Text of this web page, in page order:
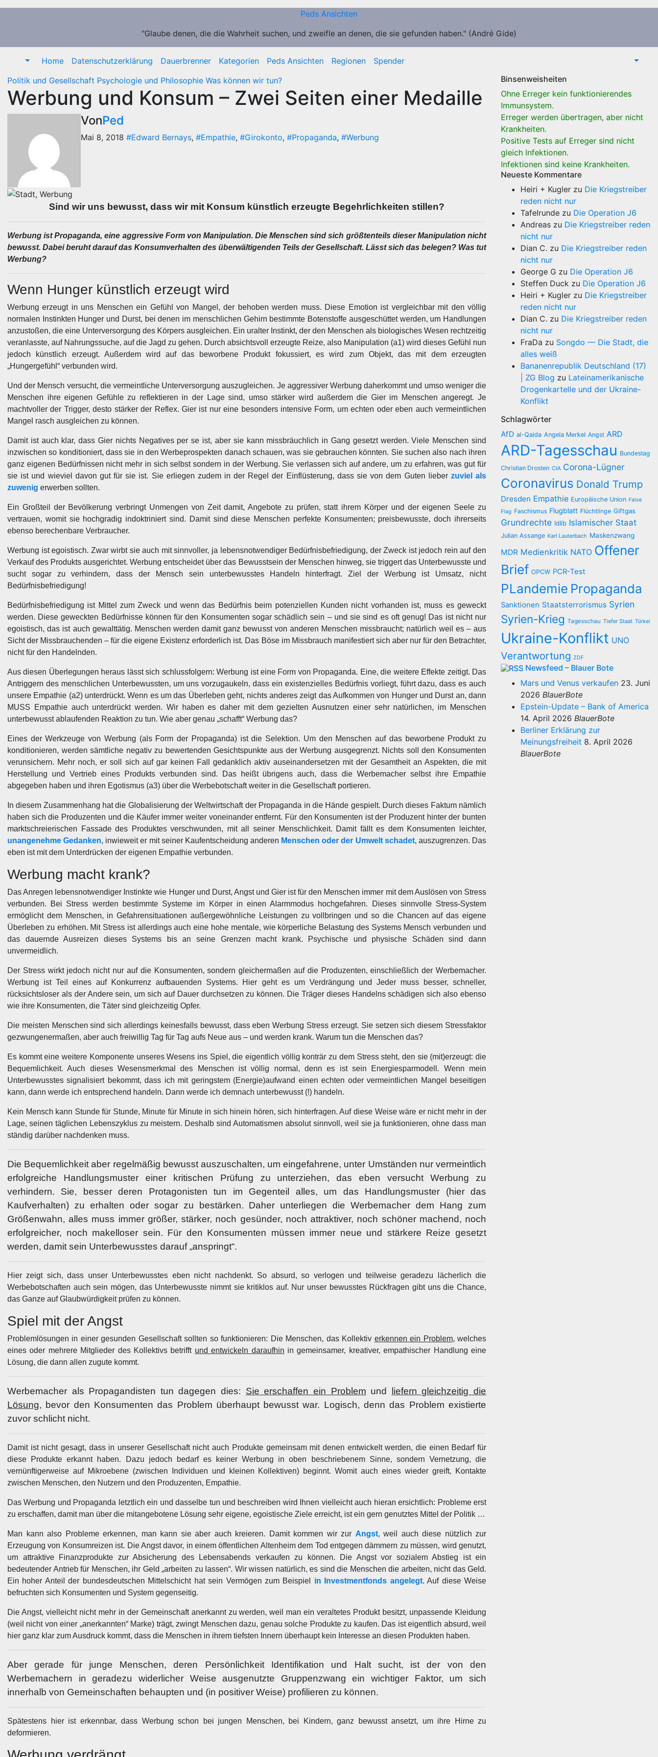
Zum
Peds Ansichten
"Glaube denen, die die Wahrheit suchen, und zweifle an denen, die sie gefunden haben." (André Gide)
Home Datenschutzerklärung Dauerbrenner Kategorien Peds Ansichten Regionen
Spender
Politik und Gesellschaft Psychologie und Philosophie Was können wir tun?
Werbung und Konsum – Zwei Seiten einer Medaille
VonPed
Mai 8, 2018 #Edward Bernays, #Empathie, #Girokonto, #Propaganda, #Werbung
Sind wir uns bewusst, dass wir mit Konsum künstlich erzeugte Begehrlichkeiten stillen?
Werbung ist Propaganda, eine aggressive Form von Manipulation. Die Menschen sind sich größtenteils dieser Manipulation nicht
bewusst. Dabei beruht darauf das Konsumverhalten des überwältigenden Teils der Gesellschaft. Lässt sich das belegen? Was tut
Werbung?
Wenn Hunger künstlich erzeugt wird
Werbung erzeugt in uns Menschen ein Gefühl von Mangel, der behoben werden muss. Diese Emotion ist vergleichbar mit den völlig
normalen Instinkten Hunger und Durst, bei denen im menschlichen Gehirn bestimmte Botenstoffe ausgeschüttet werden, um Handlungen
anzustoßen, die eine Unterversorgung des Körpers ausgleichen. Ein uralter Instinkt, der den Menschen als biologisches Wesen rechtzeitig
veranlasste, auf Nahrungssuche, auf die Jagd zu gehen. Durch absichtsvoll erzeugte Reize, also Manipulation (a1) wird dieses Gefühl nun
jedoch künstlich erzeugt. Außerdem wird auf das beworbene Produkt fokussiert, es wird zum Objekt, das mit dem erzeugten
„Hungergefühl“ verbunden wird.
Und der Mensch versucht, die vermeintliche Unterversorgung auszugleichen. Je aggressiver Werbung daherkommt und umso weniger die
Menschen ihre eigenen Gefühle zu reflektieren in der Lage sind, umso stärker wird außerdem die Gier im Menschen angeregt. Je
machtvoller der Trigger, desto stärker der Reflex. Gier ist nur eine besonders intensive Form, um echten oder eben auch vermeintlichen
Mangel rasch ausgleichen zu können.
Damit ist auch klar, dass Gier nichts Negatives per se ist, aber sie kann missbräuchlich in Gang gesetzt werden. Viele Menschen sind
inzwischen so konditioniert, dass sie in den Werbeprospekten danach schauen, was sie gebrauchen könnten. Sie suchen also nach ihren
ganz eigenen Bedürfnissen nicht mehr in sich selbst sondern in der Werbung. Sie verlassen sich auf andere, um zu erfahren, was gut für
sie ist und wieviel davon gut für sie ist. Sie erliegen zudem in der Regel der Einflüsterung, dass sie von dem Guten lieber zuviel als
zuwenig erwerben sollten.
Ein Großteil der Bevölkerung verbringt Unmengen von Zeit damit, Angebote zu prüfen, statt ihrem Körper und der eigenen Seele zu
vertrauen, womit sie hochgradig indoktriniert sind. Damit sind diese Menschen perfekte Konsumenten; preisbewusste, doch ihrerseits
ebenso berechenbare Verbraucher.
Werbung ist egoistisch. Zwar wirbt sie auch mit sinnvoller, ja lebensnotwendiger Bedürfnisbefriedigung, der Zweck ist jedoch rein auf den
Verkauf des Produkts ausgerichtet. Werbung entscheidet über das Bewusstsein der Menschen hinweg, sie triggert das Unterbewusste und
sucht sogar zu verhindern, dass der Mensch sein unterbewusstes Handeln hinterfragt. Ziel der Werbung ist Umsatz, nicht
Bedürfnisbefriedigung!
Bedürfnisbefriedigung ist Mittel zum Zweck und wenn das Bedürfnis beim potenziellen Kunden nicht vorhanden ist, muss es geweckt
werden. Diese geweckten Bedürfnisse können für den Konsumenten sogar schädlich sein – und sie sind es oft genug! Das ist nicht nur
egoistisch, das ist auch gewalttätig. Menschen werden damit ganz bewusst von anderen Menschen missbraucht; natürlich weil es – aus
Sicht der Missbrauchenden – für die eigene Existenz erforderlich ist. Das Böse im Missbrauch manifestiert sich aber nur für den Betrachter,
nicht für den Handelnden.
Aus diesen Überlegungen heraus lässt sich schlussfolgern: Werbung ist eine Form von Propaganda. Eine, die weitere Effekte zeitigt. Das
Antriggern des menschlichen Unterbewussten, um uns vorzugaukeln, dass ein existenzielles Bedürfnis vorliegt, führt dazu, dass es auch
unsere Empathie (a2) unterdrückt. Wenn es um das Überleben geht, nichts anderes zeigt das Aufkommen von Hunger und Durst an, dann
MUSS Empathie auch unterdrückt werden. Wir haben es daher mit dem gezielten Ausnutzen einer sehr natürlichen, im Menschen
unterbewusst ablaufenden Reaktion zu tun. Wie aber genau „schafft“ Werbung das?
Eines der Werkzeuge von Werbung (als Form der Propaganda) ist die Selektion. Um den Menschen auf das beworbene Produkt zu
konditionieren, werden sämtliche negativ zu bewertenden Gesichtspunkte aus der Werbung ausgegrenzt. Nichts soll den Konsumenten
verunsichern. Mehr noch, er soll sich auf gar keinen Fall gedanklich aktiv auseinandersetzen mit der Gesamtheit an Aspekten, die mit
Herstellung und Vertrieb eines Produkts verbunden sind. Das heißt übrigens auch, dass die Werbemacher selbst ihre Empathie
abgegeben haben und ihren Egotismus (a3) über die Werbebotschaft weiter in die Gesellschaft portieren.
In diesem Zusammenhang hat die Globalisierung der Weltwirtschaft der Propaganda in die Hände gespielt. Durch dieses Faktum nämlich
haben sich die Produzenten und die Käufer immer weiter voneinander entfernt. Für den Konsumenten ist der Produzent hinter der bunten
marktschreierischen Fassade des Produktes verschwunden, mit all seiner Menschlichkeit. Damit fällt es dem Konsumenten leichter,
unangenehme Gedanken, inwieweit er mit seiner Kaufentscheidung anderen Menschen oder der Umwelt schadet, auszugrenzen. Das
eben ist mit dem Unterdrücken der eigenen Empathie verbunden.
Werbung macht krank?
Das Anregen lebensnotwendiger Instinkte wie Hunger und Durst, Angst und Gier ist für den Menschen immer mit dem Auslösen von Stress
verbunden. Bei Stress werden bestimmte Systeme im Körper in einen Alarmmodus hochgefahren. Dieses sinnvolle Stress-System
ermöglicht dem Menschen, in Gefahrensituationen außergewöhnliche Leistungen zu vollbringen und so die Chancen auf das eigene
Überleben zu erhöhen. Mit Stress ist allerdings auch eine hohe mentale, wie körperliche Belastung des Systems Mensch verbunden und
das dauernde Ausreizen dieses Systems bis an seine Grenzen macht krank. Psychische und physische Schäden sind dann
unvermeidlich.
Der Stress wirkt jedoch nicht nur auf die Konsumenten, sondern gleichermaßen auf die Produzenten, einschließlich der Werbemacher.
Werbung ist Teil eines auf Konkurrenz aufbauenden Systems. Hier geht es um Verdrängung und Jeder muss besser, schneller,
rücksichtsloser als der Andere sein, um sich auf Dauer durchsetzen zu können. Die Träger dieses Handelns schädigen sich also ebenso
wie ihre Konsumenten, die Täter sind gleichzeitig Opfer.
Die meisten Menschen sind sich allerdings keinesfalls bewusst, dass eben Werbung Stress erzeugt. Sie setzen sich diesem Stressfaktor
gezwungenermaßen, aber auch freiwillig Tag für Tag aufs Neue aus – und werden krank. Warum tun die Menschen das?
Es kommt eine weitere Komponente unseres Wesens ins Spiel, die eigentlich völlig konträr zu dem Stress steht, den sie (mit)erzeugt: die
Bequemlichkeit. Auch dieses Wesensmerkmal des Menschen ist völlig normal, denn es ist sein Energiesparmodell. Wenn mein
Unterbewusstes signalisiert bekommt, dass ich mit geringstem (Energie)aufwand einen echten oder vermeintlichen Mangel beseitigen
kann, dann werde ich entsprechend handeln. Dann werde ich demnach unterbewusst (!) handeln.
Kein Mensch kann Stunde für Stunde, Minute für Minute in sich hinein hören, sich hinterfragen. Auf diese Weise wäre er nicht mehr in der
Lage, seinen täglichen Lebenszyklus zu meistern. Deshalb sind Automatismen absolut sinnvoll, weil sie ja funktionieren, ohne dass man
ständig darüber nachdenken muss.
Die Bequemlichkeit aber regelmäßig bewusst auszuschalten, um eingefahrene, unter Umständen nur vermeintlich
erfolgreiche Handlungsmuster einer kritischen Prüfung zu unterziehen, das eben versucht Werbung zu
verhindern. Sie, besser deren Protagonisten tun im Gegenteil alles, um das Handlungsmuster (hier das
Kaufverhalten) zu erhalten oder sogar zu bestärken. Daher unterliegen die Werbemacher dem Hang zum
Größenwahn, alles muss immer größer, stärker, noch gesünder, noch attraktiver, noch schöner machend, noch
erfolgreicher, noch makelloser sein. Für den Konsumenten müssen immer neue und stärkere Reize gesetzt
werden, damit sein Unterbewusstes darauf „anspringt“.
Hier zeigt sich, dass unser Unterbewusstes eben nicht nachdenkt. So absurd, so verlogen und teilweise geradezu lächerlich die
Werbebotschaften auch sein mögen, das Unterbewusste nimmt sie kritiklos auf. Nur unser bewusstes Rückfragen gibt uns die Chance,
das Ganze auf Glaubwürdigkeit prüfen zu können.
Spiel mit der Angst
Problemlösungen in einer gesunden Gesellschaft sollten so funktionieren: Die Menschen, das Kollektiv erkennen ein Problem, welches
eines oder mehrere Mitglieder des Kollektivs betrifft und entwickeln daraufhin in gemeinsamer, kreativer, empathischer Handlung eine
Lösung, die dann allen zugute kommt.
Werbemacher als Propagandisten tun dagegen dies: Sie erschaffen ein Problem und liefern gleichzeitig die
Lösung, bevor den Konsumenten das Problem überhaupt bewusst war. Logisch, denn das Problem existierte
zuvor schlicht nicht.
Damit ist nicht gesagt, dass in unserer Gesellschaft nicht auch Produkte gemeinsam mit denen entwickelt werden, die einen Bedarf für
diese Produkte erkannt haben. Dazu jedoch bedarf es keiner Werbung in oben beschriebenem Sinne, sondern Vernetzung, die
vernünftigerweise auf Mikroebene (zwischen Individuen und kleinen Kollektiven) beginnt. Womit auch eines wieder greift, Kontakte
zwischen Menschen, den Nutzern und den Produzenten, Empathie.
Das Werbung und Propaganda letztlich ein und dasselbe tun und beschreiben wird Ihnen vielleicht auch hieran ersichtlich: Probleme erst
zu erschaffen, damit man über die mitangebotene Lösung sehr eigene, egoistische Ziele erreicht, ist ein gern genutztes Mittel der Politik …
Man kann also Probleme erkennen, man kann sie aber auch kreieren. Damit kommen wir zur Angst, weil auch diese nützlich zur
Erzeugung von Konsumreizen ist. Die Angst davor, in einem öffentlichen Altenheim dem Tod entgegen dämmern zu müssen, wird genutzt,
um attraktive Finanzprodukte zur Absicherung des Lebensabends verkaufen zu können. Die Angst vor sozialem Abstieg ist ein
bedeutender Antrieb für Menschen, ihr Geld „arbeiten zu lassen“. Wir wissen natürlich, es sind die Menschen die arbeiten, nicht das Geld.
Ein hoher Anteil der bundesdeutschen Mittelschicht hat sein Vermögen zum Beispiel in Investmentfonds angelegt. Auf diese Weise
befruchten sich Konsumenten und System gegenseitig.
Die Angst, vielleicht nicht mehr in der Gemeinschaft anerkannt zu werden, weil man ein veraltetes Produkt besitzt, unpassende Kleidung
(weil nicht von einer „anerkannten“ Marke) trägt, zwingt Menschen dazu, genau solche Produkte zu kaufen. Das ist eigentlich absurd, weil
hier ganz klar zum Ausdruck kommt, dass die Menschen in ihrem tiefsten Innern überhaupt kein Interesse an diesen Produkten haben.
Aber gerade für junge Menschen, deren Persönlichkeit Identifikation und Halt sucht, ist der von den
Werbemachern in geradezu widerlicher Weise ausgenutzte Gruppenzwang ein wichtiger Faktor, um sich
innerhalb von Gemeinschaften behaupten und (in positiver Weise) profilieren zu können.
Spätestens hier ist erkennbar, dass Werbung schon bei jungen Menschen, bei Kindern, ganz bewusst ansetzt, um ihre Hirne zu
deformieren.
Binsenweisheiten
Ohne Erreger kein funktionierendes
Immunsystem.
Erreger werden übertragen, aber nicht
Krankheiten.
Positive Tests auf Erreger sind nicht
gleich Infektionen.
Infektionen sind keine Krankheiten.
Neueste Kommentare
Heiri + Kugler zu Die Kriegstreiber
reden nicht nur
Tafelrunde zu Die Operation J6
Andreas zu Die Kriegstreiber reden
nicht nur
Dian C. zu Die Kriegstreiber reden
nicht nur
George G zu Die Operation J6
Steffen Duck zu Die Operation J6
Heiri + Kugler zu Die Kriegstreiber
reden nicht nur
Dian C. zu Die Kriegstreiber reden
nicht nur
FraDa zu Songdo — Die Stadt, die
alles weiß
Bananenrepublik Deutschland (17)
| ZG Blog zu Lateinamerikanische
Drogenkartelle und der Ukraine-
Konflikt
Schlagwörter
AfD al-Qaida Angela Merkel Angst ARD
ARD-Tagesschau Bundestag
Christian Drosten CIA Corona-Lügner
Coronavirus Donald Trump
Dresden Empathie Europäische Union False
Flag Faschismus Flugblatt Flüchtlinge Giftgas
Grundrechte Idlib Islamischer Staat
Julian Assange Karl Lauterbach Maskenzwang
MDR Medienkritik NATO Offener
Brief OPCW PCR-Test
PLandemie Propaganda
Sanktionen Staatsterrorismus Syrien
Syrien-Krieg Tagesschau Tiefer Staat Türkei
Ukraine-Konflikt UNO
Verantwortung ZDF
Newsfeed – Blauer Bote
Mars und Venus verkaufen 23. Juni
2026 BlauerBote
Epstein-Update – Bank of America
14. April 2026 BlauerBote
Berliner Erklärung zur
Meinungsfreiheit 8. April 2026
BlauerBote